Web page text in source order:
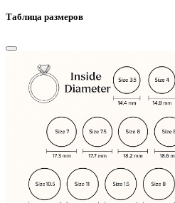
Таблица размеров